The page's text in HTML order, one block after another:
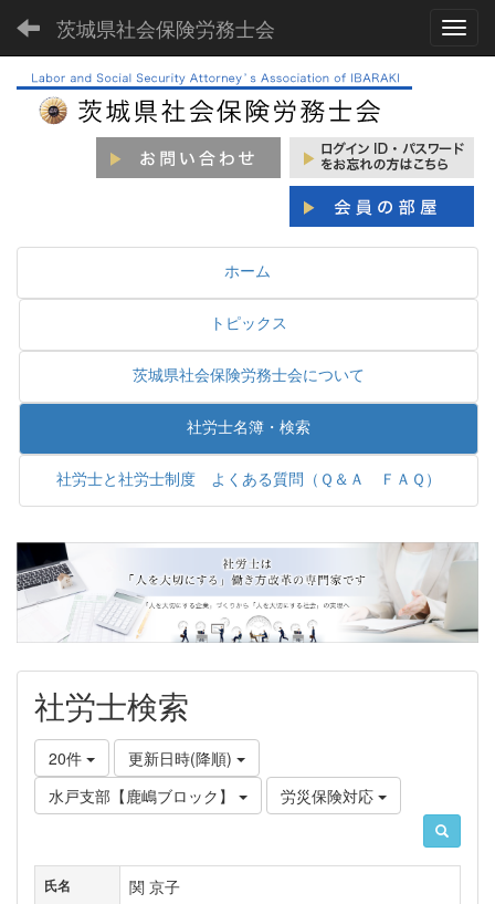
茨城県社会保険労務士会
ホーム
トピックス
茨城県社会保険労務士会について
社労士名簿・検索
社労士と社労士制度 よくある質問（Ｑ＆Ａ ＦＡＱ）
社労士検索
20件
更新日時(降順)
水戸支部【鹿嶋ブロック】
労災保険対応
氏名
関 京子